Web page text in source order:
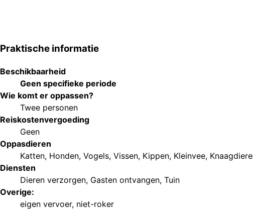
Praktische informatie
Beschikbaarheid
Geen specifieke periode
Wie komt er oppassen?
Twee personen
Reiskostenvergoeding
Geen
Oppasdieren
Katten, Honden, Vogels, Vissen, Kippen, Kleinvee,
Diensten
Dieren verzorgen, Gasten ontvangen, Tuin
Overige:
eigen vervoer, niet-roker